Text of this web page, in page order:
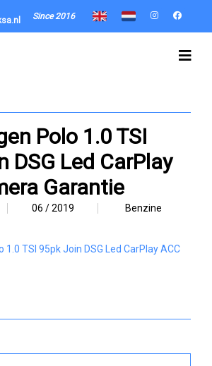
Since 2016
Polo 1.0 TSI
DSG Led CarPlay
Garantie
06 / 2019
Benzine